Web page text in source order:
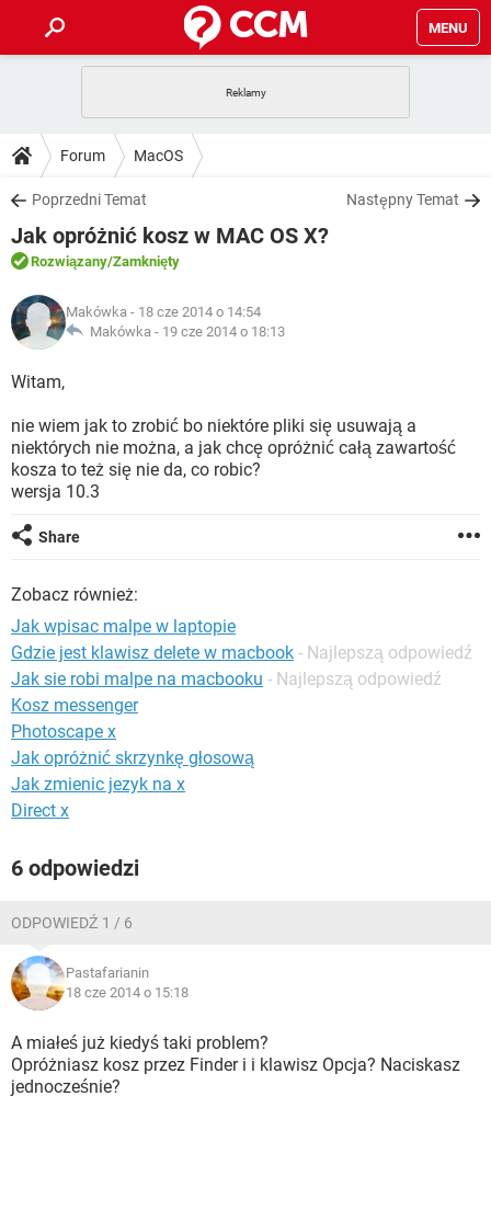
MENU
GRY
SPOTIFY
INSTAGRAM FACEBOOK
WINDOWS 10
PORADY
PlayStation
SPOTIFY
INSTAGRAM
WINDOWS 10
DO POBRANIA
ANDROID TIKTOK
GRY
IOS
INSTAGRAM
WINDOWS 10
FORUM
COVID-19
GRY WHATSAPP
WINDOWS 10
ARTYKUŁY
COVID-19
GRY
SPOTIFY NETFLIX
INSTAGRAM FACEBOOK
WINDOWS 10
Forum MacOS
Poprzedni Temat Następny Temat
Jak opróżnić kosz w MAC OS X?
Rozwiązany/Zamknięty
Makówka - 18 cze 2014 o 14:54
Makówka - 19 cze 2014 o 18:13
Witam,
nie wiem jak to zrobić bo niektóre pliki się usuwają a
niektórych nie można, a jak chcę opróżnić całą zawartość
kosza to też się nie da, co robic?
wersja 10.3
Share
Zobacz również:
Jak wpisac malpe w laptopie
Gdzie jest klawisz delete w macbook - Najlepszą odpowiedź
Jak sie robi malpe na macbooku - Najlepszą odpowiedź
Kosz messenger
Photoscape x
Jak opróżnić skrzynkę głosową
Jak zmienic jezyk na x
Direct x
6 odpowiedzi
ODPOWIEDŹ 1 / 6
Pastafarianin
18 cze 2014 o 15:18
A miałeś już kiedyś taki problem?
Opróżniasz kosz przez Finder i i klawisz Opcja? Naciskasz
jednocześnie?